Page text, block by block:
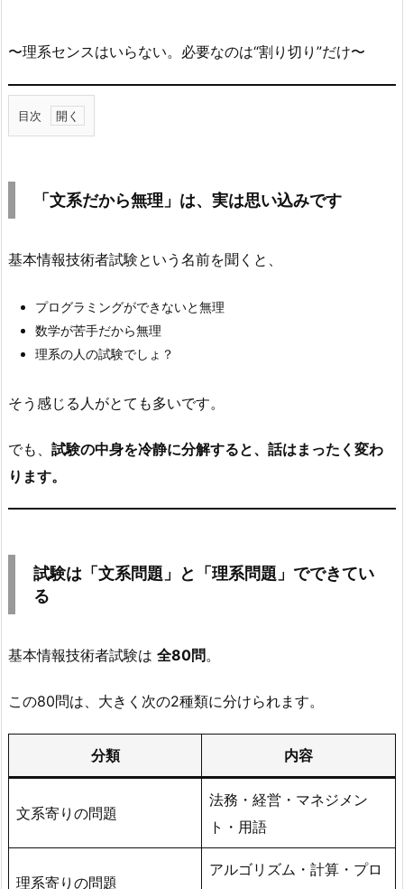
〜理系センスはいらない。必要なのは“割り切り”だけ〜
目次
1.
ら
理」
は、
実
思
込
み
試
験
系
題」
と
系
題」
で
「文系だから無理」は、実は思い込みです
基本情報技術者試験という名前を聞くと、
プログラミングができないと無理
数学が苦手だから無理
理系の人の試験でしょ？
そう感じる人がとても多いです。
でも、 試験の中身を冷静に分解すると、話はまったく変わ
ります。
試験は「文系問題」と「理系問題」でできてい
る
基本情報技術者試験は 全80問。
この80問は、大きく次の2種類に分けられます。
分類 内容
文系寄りの問題
法務・経営・マネジメン
ト・用語
理系寄りの問題
アルゴリズム・計算・プロ